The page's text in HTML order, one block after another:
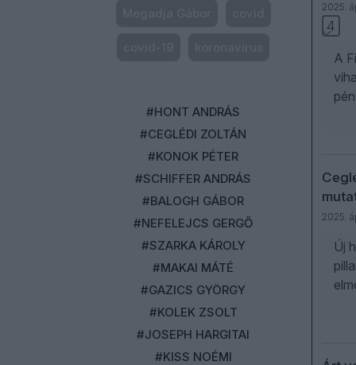
#HONT ANDRÁS
#CEGLÉDI ZOLTÁN
#KONOK PÉTER
#SCHIFFER ANDRÁS
#BALOGH GÁBOR
#NEFELEJCS GERGŐ
#SZARKA KÁROLY
#MAKAI MÁTÉ
#GAZICS GYÖRGY
#KOLEK ZSOLT
#JOSEPH HARGITAI
#KISS NOÉMI
2025.
4
A
2025.
Új